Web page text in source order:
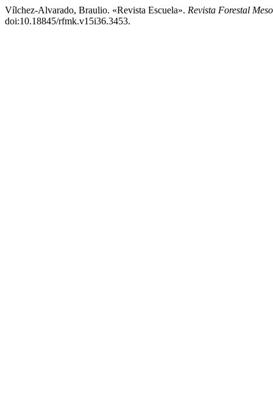
Vílchez-Alvarado, Braulio. «Revista Escuela». Revista Forestal
doi:10.18845/rfmk.v15i36.3453.